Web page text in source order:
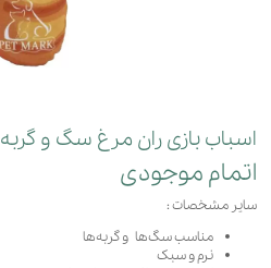
اسباب بازی ران مرغ سگ و گربه
اتمام موجودی
سایر مشخصات :
مناسب سگ‌ها و گربه‌ها
نرم و سبک